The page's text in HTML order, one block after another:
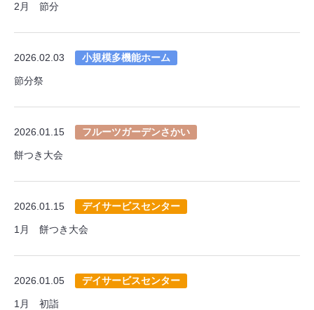
2月 節分
2026.02.03 小規模多機能ホーム
節分祭
2026.01.15 フルーツガーデンさかい
餅つき大会
2026.01.15 デイサービスセンター
1月 餅つき大会
2026.01.05 デイサービスセンター
1月 初詣